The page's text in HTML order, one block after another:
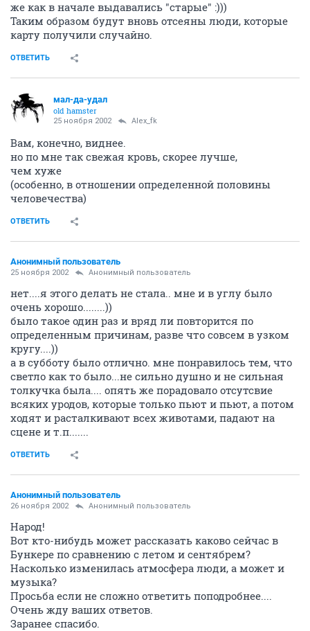
же как в начале выдавались "старые" :)))
Таким образом будут вновь отсеяны люди, которые
карту получили случайно.
ОТВЕТИТЬ
мал-да-удал
old hamster
25 ноября 2002 Alex_fk
Вам, конечно, виднее.
но по мне так свежая кровь, скорее лучше,
чем хуже
(особенно, в отношении определенной половины
человечества)
ОТВЕТИТЬ
Анонимный пользователь
25 ноября 2002 Анонимный пользователь
нет....я этого делать не стала.. мне и в углу было
очень хорошо........))
было такое один раз и вряд ли повторится по
определенным причинам, разве что совсем в узком
кругу....))
а в субботу было отлично. мне понравилось тем, что
светло как то было...не сильно душно и не сильная
толкучка была.... опять же порадовало отсутсвие
всяких уродов, которые только пьют и пьют, а потом
ходят и расталкивают всех животами, падают на
сцене и т.п.......
ОТВЕТИТЬ
Анонимный пользователь
26 ноября 2002 Анонимный пользователь
Народ!
Вот кто-нибудь может рассказать каково сейчас в
Бункере по сравнению с летом и сентябрем?
Насколько изменилась атмосфера люди, а может и
музыка?
Просьба если не сложно ответить поподробнее....
Очень жду ваших ответов.
Заранее спасибо.